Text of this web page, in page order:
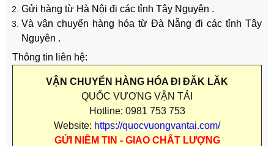
Gửi hàng từ Hà Nội đi các tỉnh Tây Nguyên .
Và vận chuyển hàng hóa từ Đà Nẵng đi các tỉnh Tây
Nguyên .
Thông tin liên hệ:
VẬN CHUYỂN HÀNG HÓA ĐI ĐĂK LĂK
QUỐC VƯƠNG VẬN TẢI
Hotline: 0981 753 753
Website: https://quocvuongvantai.com/
GỬI NIỀM TIN - GIAO CHẤT LƯỢNG